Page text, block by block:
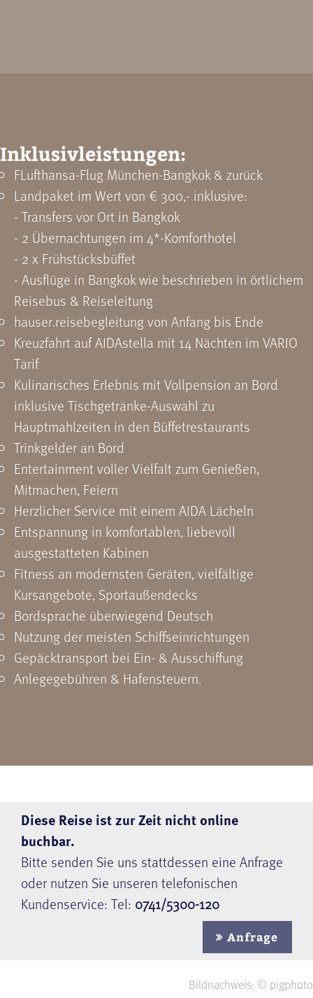
Inklusivleistungen:
FLufthansa-Flug München-Bangkok & zurück
Landpaket im Wert von € 300,- inklusive:
- Transfers vor Ort in Bangkok
- 2 Übernachtungen im 4*-Komforthotel
- 2 x Frühstücksbüffet
- Ausflüge in Bangkok wie beschrieben in örtlichem
Reisebus & Reiseleitung
hauser.reisebegleitung von Anfang bis Ende
Kreuzfahrt auf AIDAstella mit 14 Nächten im VARIO
Tarif
Kulinarisches Erlebnis mit Vollpension an Bord
inklusive Tischgetränke-Auswahl zu
Hauptmahlzeiten in den Büffetrestaurants
Trinkgelder an Bord
Entertainment voller Vielfalt zum Genießen,
Mitmachen, Feiern
Herzlicher Service mit einem AIDA Lächeln
Entspannung in komfortablen, liebevoll
ausgestatteten Kabinen
Fitness an modernsten Geräten, vielfältige
Kursangebote, Sportaußendecks
Bordsprache überwiegend Deutsch
Nutzung der meisten Schiffseinrichtungen
Gepäcktransport bei Ein- & Ausschiffung
Anlegegebühren & Hafensteuern.
Diese Reise ist zur Zeit nicht online
buchbar.
Bitte senden Sie uns stattdessen eine Anfrage
oder nutzen Sie unseren telefonischen
Kundenservice: Tel: 0741/5300-120
Anfrage
Bildnachweis: © pigphoto